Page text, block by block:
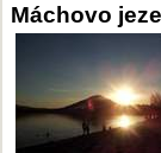
Máchovo